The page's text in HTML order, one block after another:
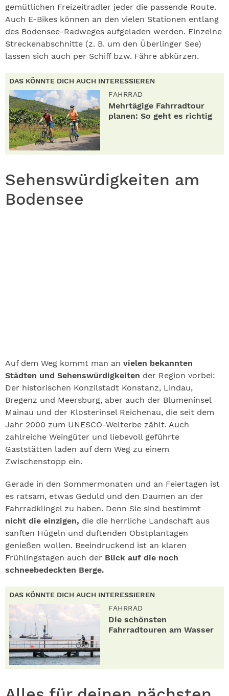
gemütlichen Freizeitradler jeder die passende Route.
Auch E-Bikes können an den vielen Stationen entlang
des Bodensee-Radweges aufgeladen werden. Einzelne
Streckenabschnitte (z. B. um den Überlinger See)
lassen sich auch per Schiff bzw. Fähre abkürzen.
DAS KÖNNTE DICH AUCH INTERESSIEREN
FAHRRAD
Mehrtägige Fahrradtour
planen: So geht es richtig
Sehenswürdigkeiten am
Bodensee
Auf dem Weg kommt man an vielen bekannten
Städten und Sehenswürdigkeiten der Region vorbei:
Der historischen Konzilstadt Konstanz, Lindau,
Bregenz und Meersburg, aber auch der Blumeninsel
Mainau und der Klosterinsel Reichenau, die seit dem
Jahr 2000 zum UNESCO-Welterbe zählt. Auch
zahlreiche Weingüter und liebevoll geführte
Gaststätten laden auf dem Weg zu einem
Zwischenstopp ein.
Gerade in den Sommermonaten und an Feiertagen ist
es ratsam, etwas Geduld und den Daumen an der
Fahrradklingel zu haben. Denn Sie sind bestimmt
nicht die einzigen, die die herrliche Landschaft aus
sanften Hügeln und duftenden Obstplantagen
genießen wollen. Beeindruckend ist an klaren
Frühlingstagen auch der Blick auf die noch
schneebedeckten Berge.
DAS KÖNNTE DICH AUCH INTERESSIEREN
FAHRRAD
Die schönsten
Fahrradtouren am Wasser